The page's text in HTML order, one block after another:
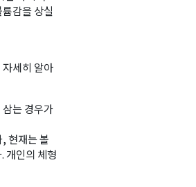
감을 상실
세히 알아
는 경우가
현재는 볼
개인의 체형